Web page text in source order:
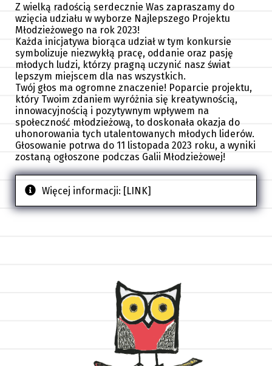
Z wielką radością serdecznie Was zapraszamy do
wzięcia udziału w wyborze Najlepszego Projektu
Młodzieżowego na rok 2023!
Każda inicjatywa biorąca udział w tym konkursie
symbolizuje niezwykłą pracę, oddanie oraz pasję
młodych ludzi, którzy pragną uczynić nasz świat
lepszym miejscem dla nas wszystkich.
Twój głos ma ogromne znaczenie! Poparcie projektu,
który Twoim zdaniem wyróżnia się kreatywnością,
innowacyjnością i pozytywnym wpływem na
społeczność młodzieżową, to doskonała okazja do
uhonorowania tych utalentowanych młodych liderów.
Głosowanie potrwa do 11 listopada 2023 roku, a wyniki
zostaną ogłoszone podczas Galii Młodzieżowej!
Więcej informacji: [LINK]